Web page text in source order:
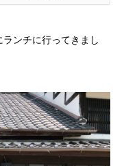
ンチに行ってきまし